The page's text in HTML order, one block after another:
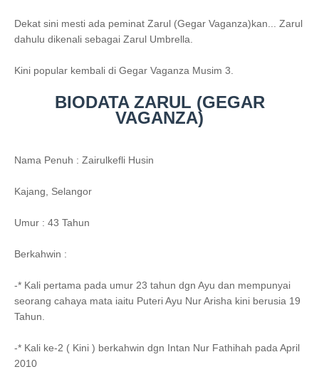
Dekat sini mesti ada peminat Zarul (Gegar Vaganza)kan... Zarul
dahulu dikenali sebagai Zarul Umbrella.
Kini popular kembali di Gegar Vaganza Musim 3.
BIODATA ZARUL (GEGAR
VAGANZA)
Nama Penuh : Zairulkefli Husin
Kajang, Selangor
Umur : 43 Tahun
Berkahwin :
-* Kali pertama pada umur 23 tahun dgn Ayu dan mempunyai
seorang cahaya mata iaitu Puteri Ayu Nur Arisha kini berusia 19
Tahun.
-* Kali ke-2 ( Kini ) berkahwin dgn Intan Nur Fathihah pada April
2010